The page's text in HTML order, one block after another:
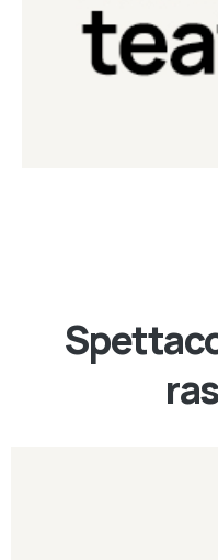
Laboratorio di teatro